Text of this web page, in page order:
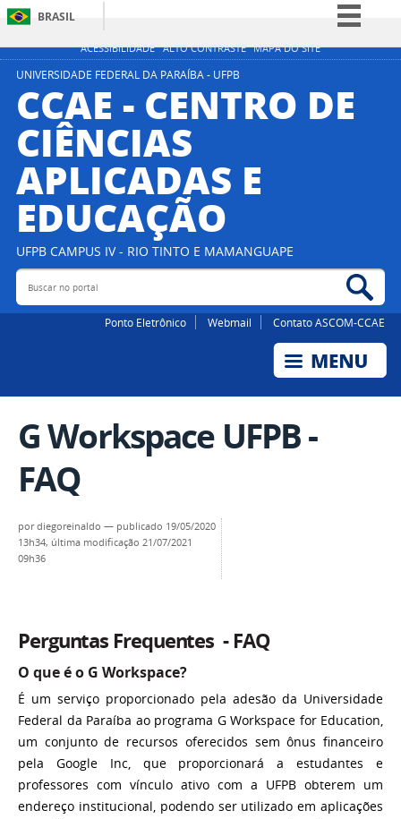
ACESSIBILIDADE ALTO CONTRASTE MAPA DO SITE
BRASIL
Simplifique!
Participe
UNIVERSIDADE FEDERAL DA PARAÍBA - UFPB
CCAE - CENTRO DE
CIÊNCIAS
APLICADAS E
EDUCAÇÃO
UFPB CAMPUS IV - RIO TINTO E MAMANGUAPE
Buscar no portal
Ponto Eletrônico Webmail Contato ASCOM-CCAE
G Workspace UFPB -
FAQ
pordiegoreinaldo — publicado 19/05/2020
13h34, última modificação 21/07/2021
09h36
Perguntas Frequentes - FAQ
O que é o G Workspace?
É um serviço proporcionado pela adesão da Universidade
Federal da Paraíba ao programa G Workspace for Education,
um conjunto de recursos oferecidos sem ônus financeiro
pela Google Inc, que proporcionará a estudantes e
professores com vínculo ativo com a UFPB obterem um
endereço institucional, podendo ser utilizado em aplicações